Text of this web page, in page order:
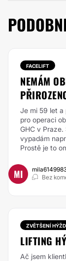
FACELIFT
NEMÁM
Je mi 59 let a
pro operaci
GHC v Praze.
vypadám
Prostě je to
MI
Bez
ZVĚTŠENÍ
LIFTING
Ač jsem